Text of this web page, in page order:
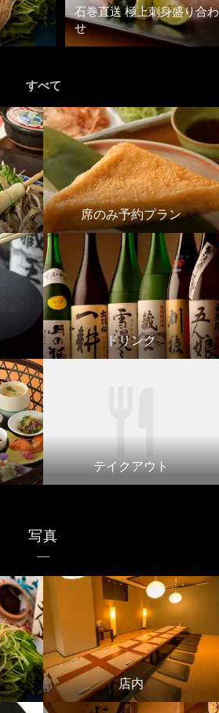
石巻直送 極上刺身盛り合わ
せ
すべて
席のみ予約プラン
ドリンク
テイクアウト
写真
店内